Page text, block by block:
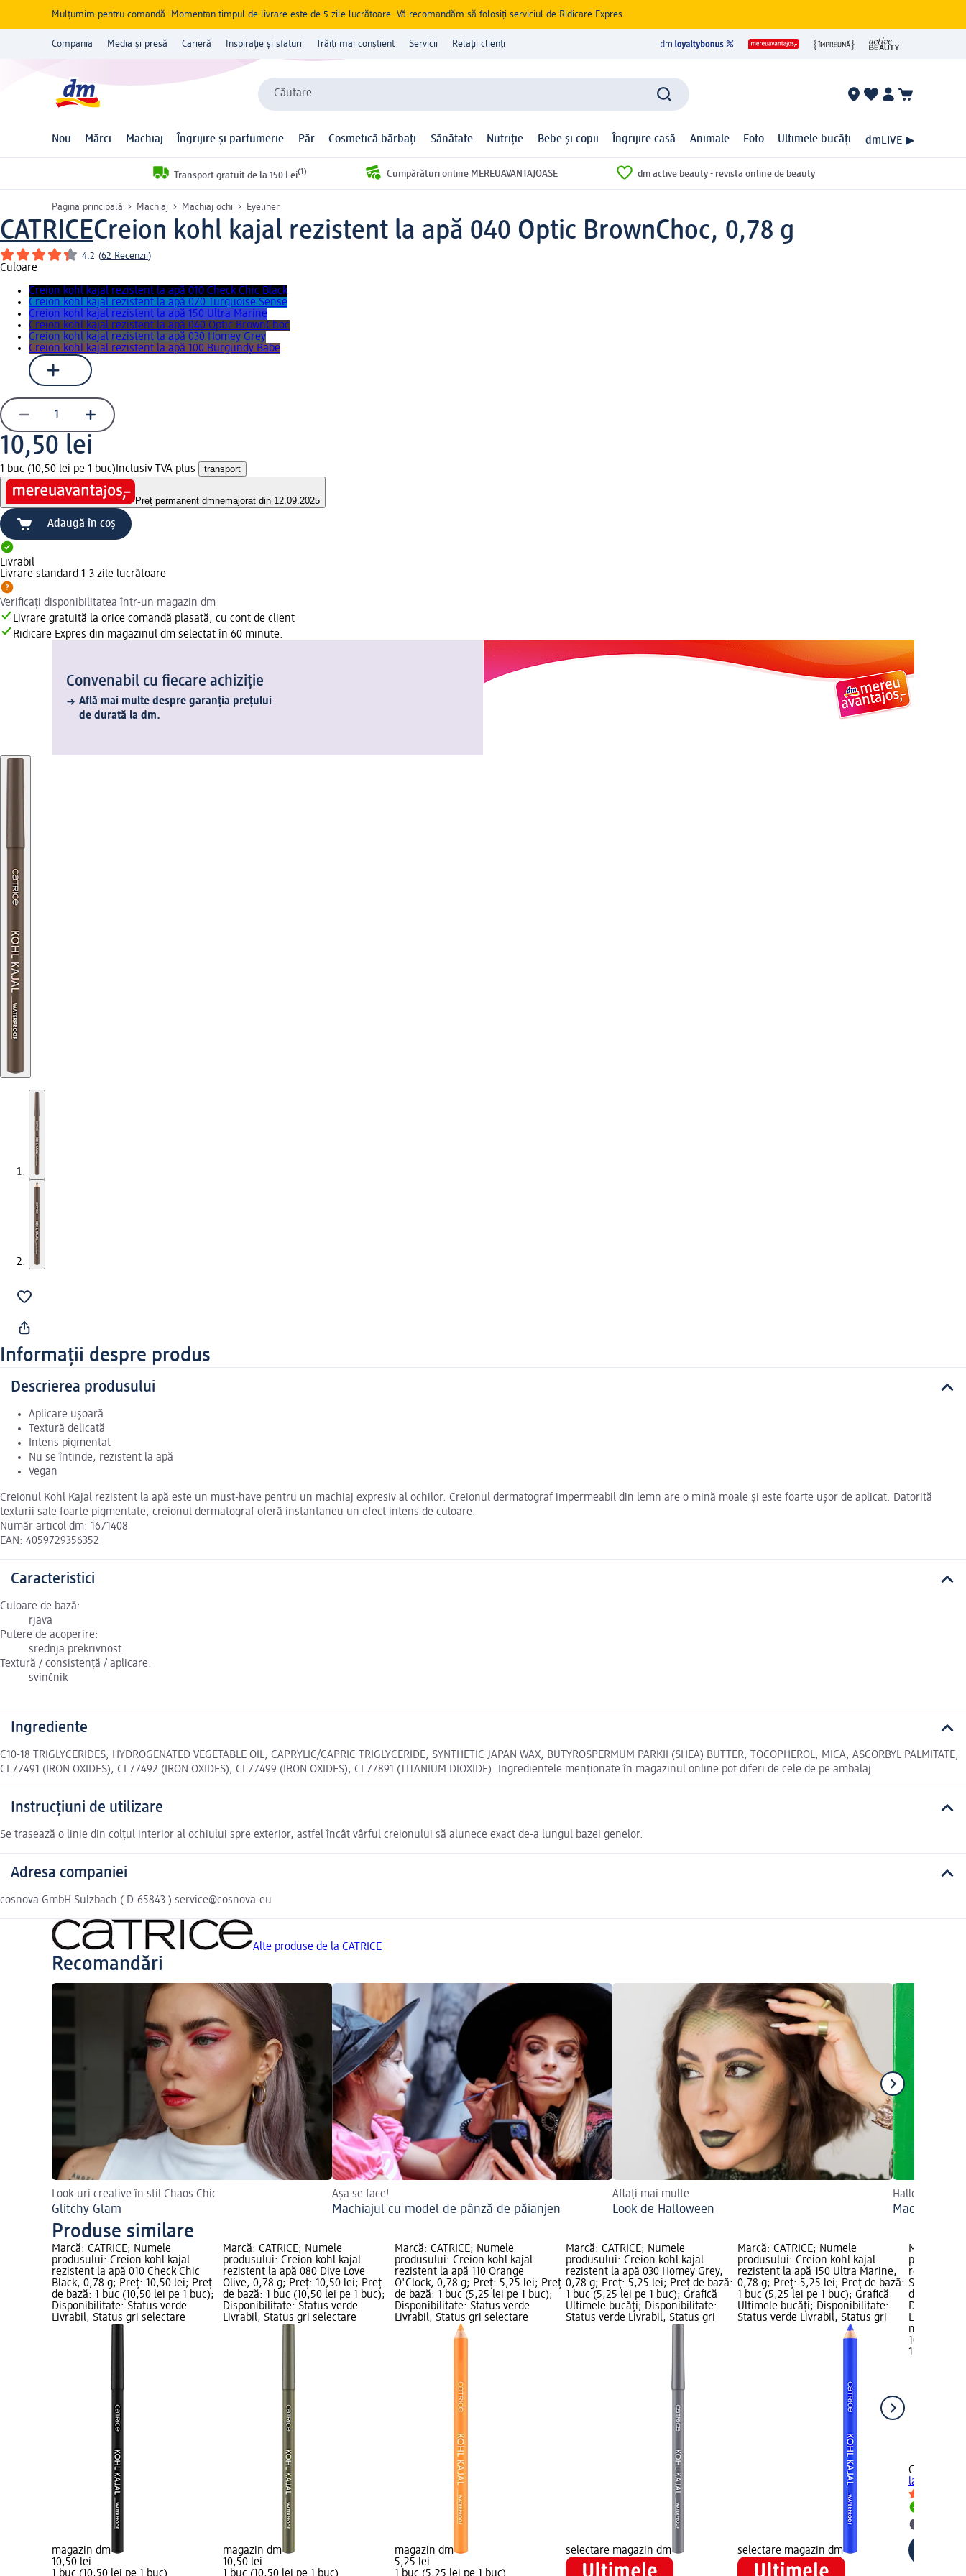
Mulțumim pentru comandă. Momentan timpul de livrare este de 5 zile lucrătoare. Vă recomandăm să folosiți serviciul de Ridicare Expres
Compania Media și presă Carieră Inspirație și sfaturi Trăiți mai conștient Servicii Relații clienți
Căutare
Nou Mărci Machiaj Îngrijire și parfumerie Păr Cosmetică bărbați Sănătate Nutriție Bebe și copii Îngrijire casă Animale Foto Ultimele bucăți dmLIVE ▶
Transport gratuit de la 150 Lei(1) Cumpărături online MEREUAVANTAJOASE dm active beauty - revista online de beauty
Pagina principală Machiaj Machiaj ochi Eyeliner
CATRICECreion kohl kajal rezistent la apă 040 Optic BrownChoc, 0,78 g
4.2 (62 Recenzii)
Culoare
Creion kohl kajal rezistent la apă 010 Check Chic Black
Creion kohl kajal rezistent la apă 070 Turquoise Sense
Creion kohl kajal rezistent la apă 150 Ultra Marine
Creion kohl kajal rezistent la apă 040 Optic BrownChoc
Creion kohl kajal rezistent la apă 030 Homey Grey
Creion kohl kajal rezistent la apă 100 Burgundy Babe
10,50 lei
1 buc (10,50 lei pe 1 buc) Inclusiv TVA plus transport
Preț permanent dmnemajorat din 12.09.2025
Adaugă în coș
Livrabil
Livrare standard 1-3 zile lucrătoare
Verificați disponibilitatea într-un magazin dm
Livrare gratuită la orice comandă plasată, cu cont de client
Ridicare Expres din magazinul dm selectat în 60 minute.
Convenabil cu fiecare achiziție
Află mai multe despre garanția prețului
de durată la dm.
Informații despre produs
Descrierea produsului
Aplicare ușoară
Textură delicată
Intens pigmentat
Nu se întinde, rezistent la apă
Vegan
Creionul Kohl Kajal rezistent la apă este un must-have pentru un machiaj expresiv al ochilor. Creionul dermatograf impermeabil din lemn are o mină moale și este foarte ușor de aplicat. Datorită
texturii sale foarte pigmentate, creionul dermatograf oferă instantaneu un efect intens de culoare.
Număr articol dm: 1671408
EAN: 4059729356352
Caracteristici
Culoare de bază:
rjava
Putere de acoperire:
srednja prekrivnost
Textură / consistență / aplicare:
svinčnik
Ingrediente
C10-18 TRIGLYCERIDES, HYDROGENATED VEGETABLE OIL, CAPRYLIC/CAPRIC TRIGLYCERIDE, SYNTHETIC JAPAN WAX, BUTYROSPERMUM PARKII (SHEA) BUTTER, TOCOPHEROL, MICA, ASCORBYL PALMITATE,
CI 77491 (IRON OXIDES), CI 77492 (IRON OXIDES), CI 77499 (IRON OXIDES), CI 77891 (TITANIUM DIOXIDE). Ingredientele menționate în magazinul online pot diferi de cele de pe ambalaj.
Instrucțiuni de utilizare
Se trasează o linie din colțul interior al ochiului spre exterior, astfel încât vârful creionului să alunece exact de-a lungul bazei genelor.
Adresa companiei
cosnova GmbH Sulzbach ( D-65843 ) service@cosnova.eu
Alte produse de la CATRICE
Recomandări
Look-uri creative în stil Chaos Chic
Glitchy Glam
Așa se face!
Machiajul cu model de pânză de păianjen
Aflați mai multe
Look de Halloween
Halloween cu
Machiaj de
Produse similare
Marcă: CATRICE; Numele
produsului: Creion kohl kajal
rezistent la apă 010 Check Chic
Black, 0,78 g; Preț: 10,50 lei; Preț
de bază: 1 buc (10,50 lei pe 1 buc);
Disponibilitate: Status verde
Livrabil, Status gri selectare
magazin dm
10,50 lei
Marcă: CATRICE; Numele
produsului: Creion kohl kajal
rezistent la apă 080 Dive Love
Olive, 0,78 g; Preț: 10,50 lei; Preț
de bază: 1 buc (10,50 lei pe 1 buc);
Disponibilitate: Status verde
Livrabil, Status gri selectare
magazin dm
10,50 lei
Marcă: CATRICE; Numele
produsului: Creion kohl kajal
rezistent la apă 110 Orange
O'Clock, 0,78 g; Preț: 5,25 lei; Preț
de bază: 1 buc (5,25 lei pe 1 buc);
Disponibilitate: Status verde
Livrabil, Status gri selectare
magazin dm
5,25 lei
Marcă: CATRICE; Numele
produsului: Creion kohl kajal
rezistent la apă 030 Homey Grey,
0,78 g; Preț: 5,25 lei; Preț de bază:
1 buc (5,25 lei pe 1 buc); Grafică
Ultimele bucăți; Disponibilitate:
Status verde Livrabil, Status gri
selectare magazin dm
Marcă: CATRICE; Numele
produsului: Creion kohl kajal
rezistent la apă 150 Ultra Marine,
0,78 g; Preț: 5,25 lei; Preț de bază:
1 buc (5,25 lei pe 1 buc); Grafică
Ultimele bucăți; Disponibilitate:
Status verde Livrabil, Status gri
selectare magazin dm
Marcă:
produsului:
rezistent la
Sense,
de bază: 1
Livrabil,
magazin
10,50 lei
1 buc
CATRICE
la apă 070